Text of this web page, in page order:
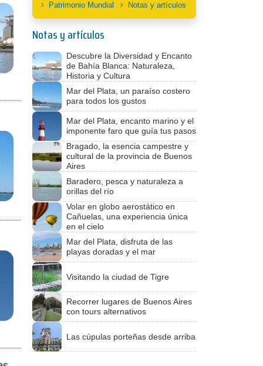
Patrimonio Mundial
Notas y artículos
Notas y artículos
Descubre la Diversidad y Encanto
de Bahía Blanca: Naturaleza,
Historia y Cultura
Mar del Plata, un paraíso costero
para todos los gustos
Mar del Plata, encanto marino y el
imponente faro que guía tus pasos
Bragado, la esencia campestre y
cultural de la provincia de Buenos
Aires
Baradero, pesca y naturaleza a
orillas del río
Volar en globo aerostático en
Cañuelas, una experiencia única
en el cielo
Mar del Plata, disfruta de las
playas doradas y el mar
Visitando la ciudad de Tigre
Recorrer lugares de Buenos Aires
con tours alternativos
Las cúpulas porteñas desde arriba